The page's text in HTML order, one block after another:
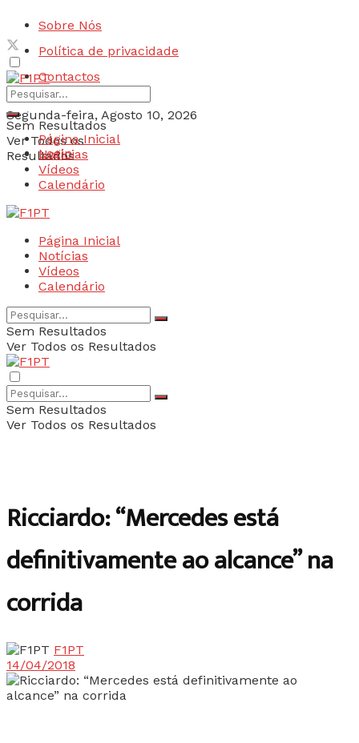
Sobre Nós
Política de privacidade
Contactos
Segunda-feira, Agosto 10, 2026
Login
Sem Resultados
Ver Todos os
Resultados
Página Inicial
Notícias
Vídeos
Calendário
Página Inicial
Notícias
Vídeos
Calendário
Sem Resultados
Ver Todos os Resultados
Sem Resultados
Ver Todos os Resultados
Ricciardo: “Mercedes está
definitivamente ao alcance” na
corrida
F1PT
14/04/2018